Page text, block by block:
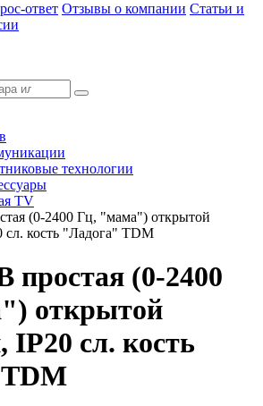
ответ Отзывы о компании Статьи и
технологии
TV
(0-2400 Гц, "мама") открытой
сл. кость "Ладога" TDM
простая (0-2400
открытой
IP20 сл. кость